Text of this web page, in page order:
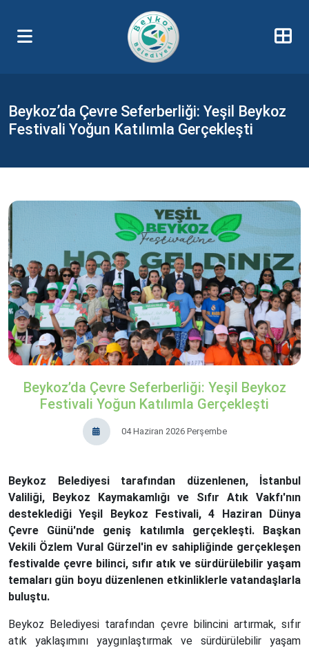
Beykoz’da Çevre Seferberliği: Yeşil Beykoz
Festivali Yoğun Katılımla Gerçekleşti
Beykoz’da Çevre Seferberliği: Yeşil Beykoz
Festivali Yoğun Katılımla Gerçekleşti
04 Haziran 2026 Perşembe
Beykoz Belediyesi tarafından düzenlenen, İstanbul
Valiliği, Beykoz Kaymakamlığı ve Sıfır Atık Vakfı'nın
desteklediği Yeşil Beykoz Festivali, 4 Haziran Dünya
Çevre Günü'nde geniş katılımla gerçekleşti. Başkan
Vekili Özlem Vural Gürzel'in ev sahipliğinde gerçekleşen
festivalde çevre bilinci, sıfır atık ve sürdürülebilir yaşam
temaları gün boyu düzenlenen etkinliklerle vatandaşlarla
buluştu.
Beykoz Belediyesi tarafından çevre bilincini artırmak, sıfır
atık yaklaşımını yaygınlaştırmak ve sürdürülebilir yaşam